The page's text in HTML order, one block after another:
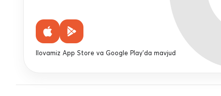
Ilovamiz App Store va Google Play'da mavjud